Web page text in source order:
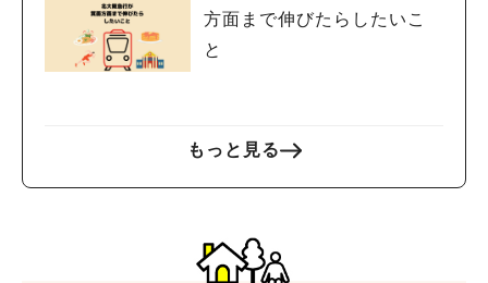
方面まで伸びたらしたいこ
と
もっと見る